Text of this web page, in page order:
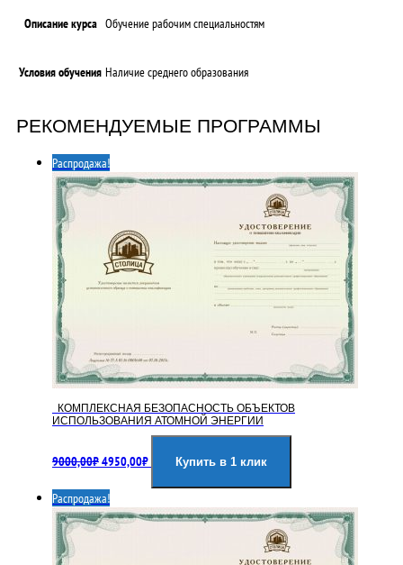
Описание курса Обучение рабочим специальностям
Условия обучения Наличие среднего образования
РЕКОМЕНДУЕМЫЕ ПРОГРАММЫ
Распродажа!
КОМПЛЕКСНАЯ БЕЗОПАСНОСТЬ ОБЪЕКТОВ
ИСПОЛЬЗОВАНИЯ АТОМНОЙ ЭНЕРГИИ
9000,00₽цена
9000,00₽.
4950,00₽цена:
Купить в 1 клик
Распродажа!